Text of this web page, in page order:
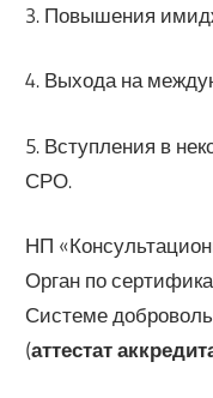
3. Повышения
4. Выхода на
5. Вступления в
СРО.
НП
Орган по
Системе
(аттестат